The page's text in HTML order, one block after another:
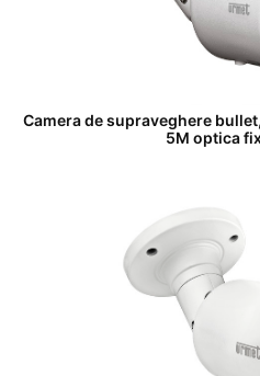
Camera de supraveghere
5M optica